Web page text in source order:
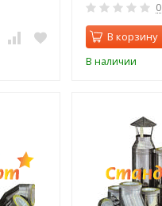
0
В корзину
В наличии